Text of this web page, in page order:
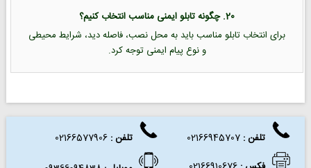
20. چگونه تابلو ایمنی مناسب انتخاب کنیم؟
برای انتخاب تابلو مناسب باید به محل نصب، فاصله دید، شرایط محیطی
و نوع پیام ایمنی توجه کرد.
تلفن : تلفن:
02166577906